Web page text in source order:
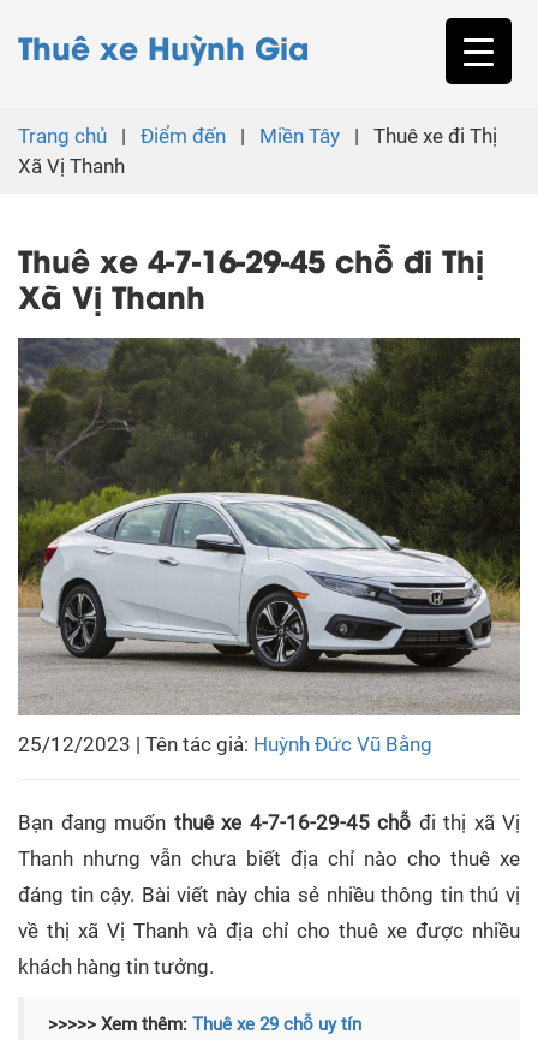
Thuê xe Huỳnh Gia
Trang chủ | Điểm đến | Miền Tây |
Thuê xe đi Thị
Xã Vị Thanh
Thuê xe 4-7-16-29-45 chỗ đi Thị
Xã Vị Thanh
25/12/2023 | Tên tác giả: Huỳnh Đức Vũ Bằng
Bạn đang muốn thuê xe 4-7-16-29-45 chỗ đi thị xã Vị
Thanh nhưng vẫn chưa biết địa chỉ nào cho thuê xe
đáng tin cậy. Bài viết này chia sẻ nhiều thông tin thú vị
về thị xã Vị Thanh và địa chỉ cho thuê xe được nhiều
khách hàng tin tưởng.
>>>>> Xem thêm: Thuê xe 29 chỗ uy tín